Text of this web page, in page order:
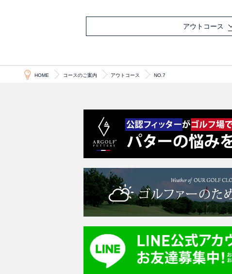
アウトコース
HOME コースのご案内 アウトコース NO.7